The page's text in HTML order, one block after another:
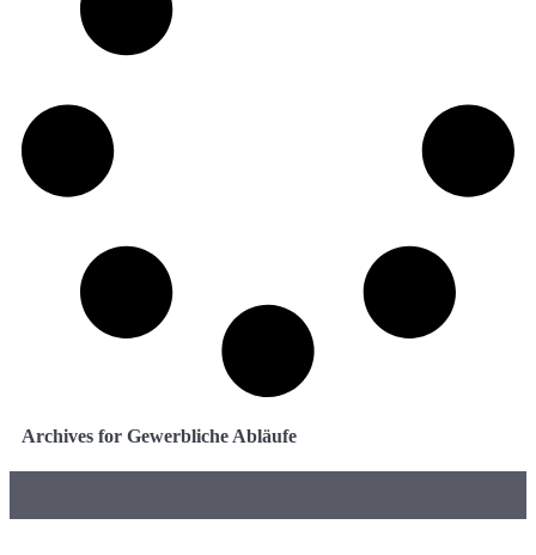
Archives for Gewerbliche Abläufe